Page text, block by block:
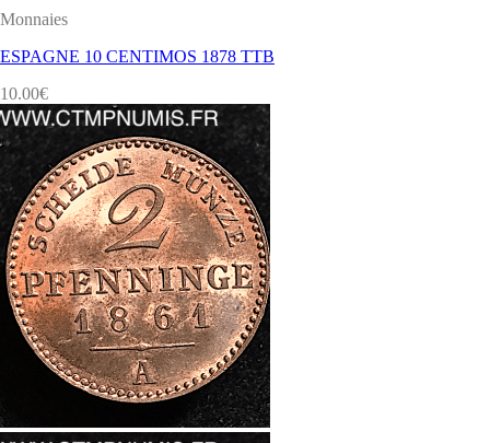
Monnaies
ESPAGNE 10 CENTIMOS 1878 TTB
10.00€